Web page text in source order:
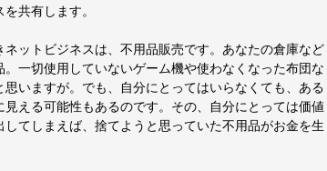
共有します。
ットビジネスは、不用品販売です。あなたの倉庫など
一切使用していないゲーム機や使わなくなった布団な
いますが。でも、自分にとってはいらなくても、ある
見える可能性もあるのです。その、自分にとっては価値
てしまえば、捨てようと思っていた不用品がお金を生